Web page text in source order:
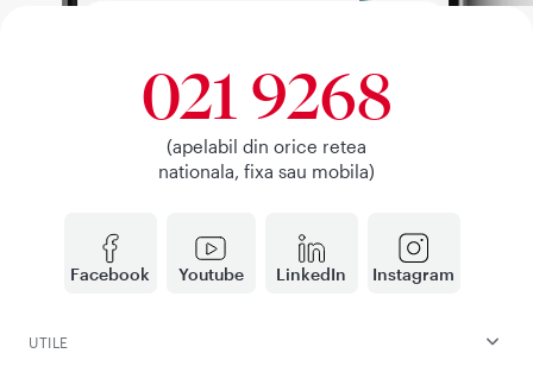
Facebook Youtube LinkedIn Instagram
021 9268
(apelabil din orice retea
nationala, fixa sau mobila)
UTILE